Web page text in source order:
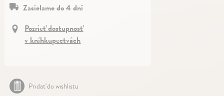
Zasielame do 4 dní
Pozrieť dostupnosť
v kníhkupectvách
Pridať do wishlistu